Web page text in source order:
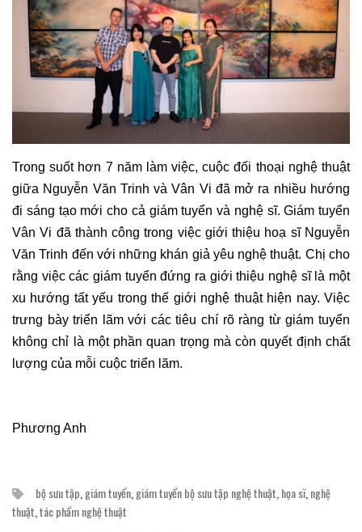
Trong suốt hơn 7 năm làm việc, cuộc đối thoại nghệ thuật
giữa Nguyễn Văn Trinh và Vân Vi đã mở ra nhiều hướng
đi sáng tạo mới cho cả giám tuyển và nghệ sĩ. Giám tuyển
Vân Vi đã thành công trong việc giới thiệu hoạ sĩ Nguyễn
Văn Trinh đến với những khán giả yêu nghệ thuật. Chị cho
rằng việc các giám tuyển đứng ra giới thiệu nghệ sĩ là một
xu hướng tất yếu trong thế giới nghệ thuật hiện nay. Việc
trưng bày triển lãm với các tiêu chí rõ ràng từ giám tuyển
không chỉ là một phần quan trọng mà còn quyết định chất
lượng của mỗi cuộc triển lãm.
Phương Anh
bộ sưu tập giám tuyển giám tuyển bộ sưu tập nghệ thuật họa sĩ, nghệ
thuật tác phẩm nghệ thuật